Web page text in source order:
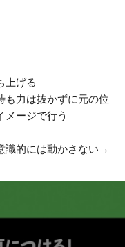
上げる
も力は抜かずに元の位
メージで行う
識的には動かさない→